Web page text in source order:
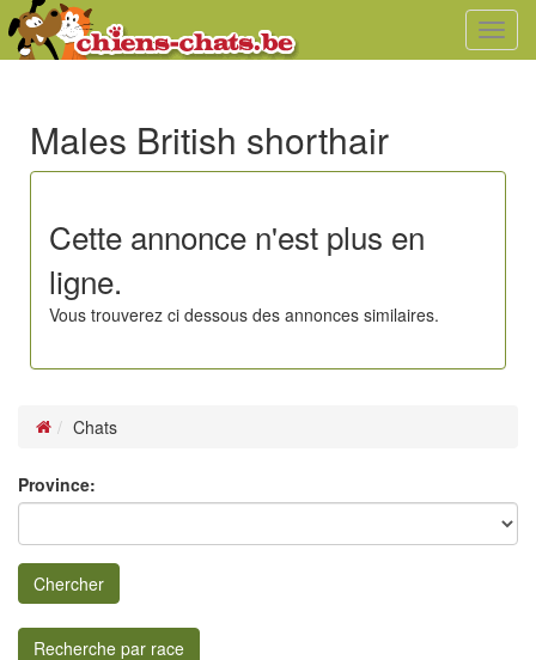
Males British shorthair
Cette annonce n'est plus en
ligne.
Vous trouverez ci dessous des annonces similaires.
Chats
Province:
Chercher
Recherche par race